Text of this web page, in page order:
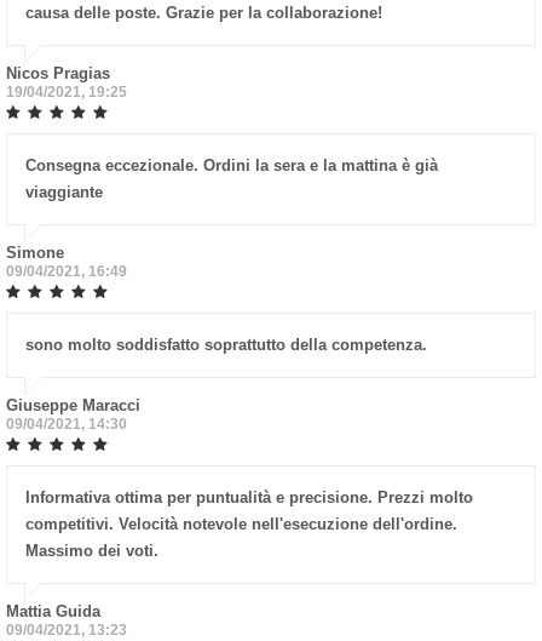
causa delle poste. Grazie per la collaborazione!
Nicos Pragias
19/04/2021, 19:25
Consegna eccezionale. Ordini la sera e la mattina è già
viaggiante
Simone
09/04/2021, 16:49
sono molto soddisfatto soprattutto della competenza.
Giuseppe Maracci
09/04/2021, 14:30
Informativa ottima per puntualità e precisione. Prezzi molto
competitivi. Velocità notevole nell'esecuzione dell'ordine.
Massimo dei voti.
Mattia Guida
09/04/2021, 13:23